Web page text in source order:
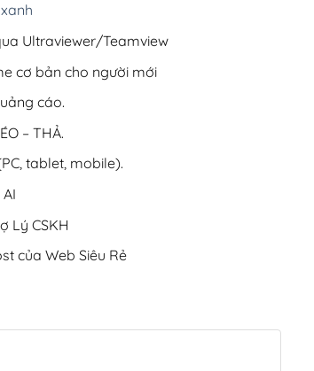
Ultraviewer/Teamview
cơ bản cho người mới
cáo.
– THẢ.
tablet, mobile).
Lý CSKH
của Web Siêu Rẻ